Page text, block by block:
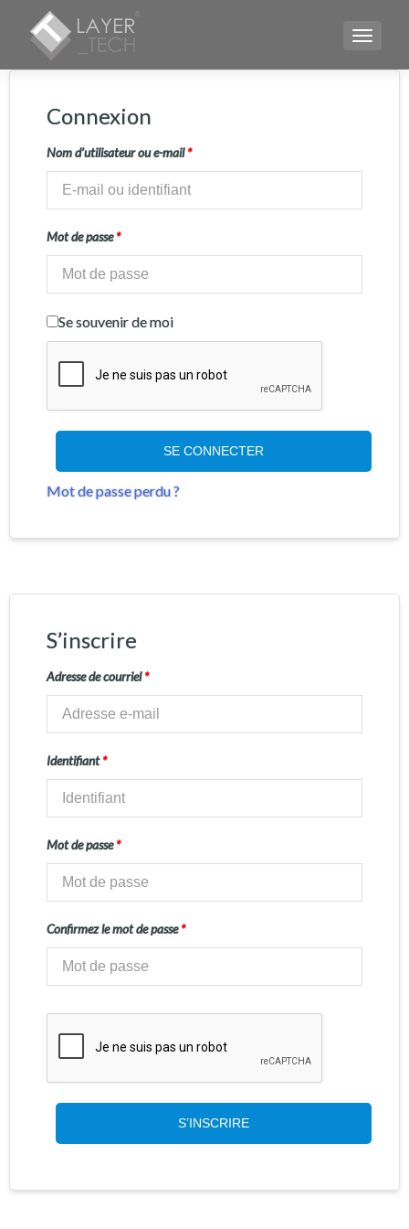
Connexion
Nom d’utilisateur ou e-mail*
Mot de passe*
Se souvenir de moi
SE CONNECTER
Mot de passe perdu ?
S’inscrire
Adresse de courriel*
Identifiant*
Mot de passe*
Confirmez le mot de passe*
S’INSCRIRE